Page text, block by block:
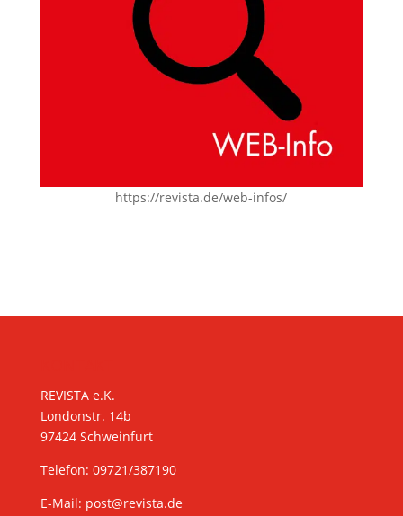
https://revista.de/web-infos/
REVISTA e.K.
Londonstr. 14b
97424 Schweinfurt
Telefon: 09721/387190
E-Mail: post@revista.de